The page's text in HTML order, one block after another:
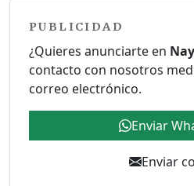
PUBLICIDAD
¿Quieres anunciarte en
contacto con nosotros
correo electrónico.
Enviar
Enviar